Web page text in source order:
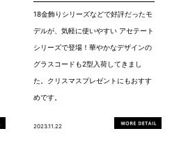
18金飾りシリーズなどで好評だったモ
デルが、気軽に使いやすい アセテート
シリーズで登場！華やかなデザインの
グラスコードも2型入荷してきまし
た。クリスマスプレゼントにもおすす
めです。
2023.11.22